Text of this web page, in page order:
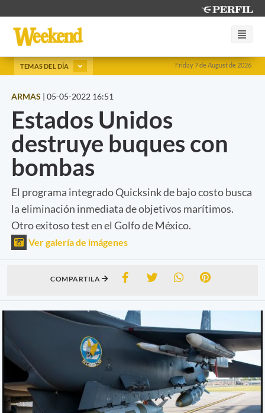
Friday 7 de August de 2026
TEMAS DEL DÍA
ARMAS | 05-05-2022 16:51
Estados Unidos
destruye buques con
bombas
El programa integrado Quicksink de bajo costo busca
la eliminación inmediata de objetivos marítimos.
Otro exitoso test en el Golfo de México.
Ver galería de imágenes
COMPARTILA